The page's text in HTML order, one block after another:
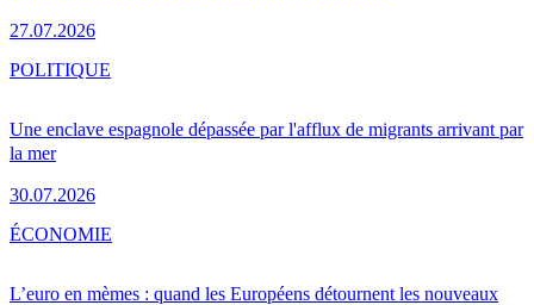
27.07.2026
Une enclave espagnole dépassée par l'afflux de migrants arrivant par
la mer
30.07.2026
POLITIQUE
L’euro en mèmes : quand les Européens détournent les nouveaux
ÉCONOMIE